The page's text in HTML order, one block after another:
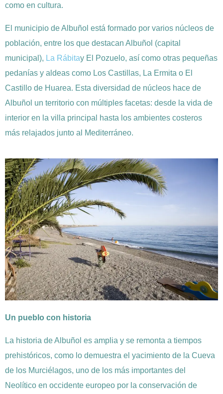
como en cultura.
El municipio de Albuñol está formado por varios núcleos de
población, entre los que destacan Albuñol (capital
municipal), La Rábitay El Pozuelo, así como otras pequeñas
pedanías y aldeas como Los Castillas, La Ermita o El
Castillo de Huarea. Esta diversidad de núcleos hace de
Albuñol un territorio con múltiples facetas: desde la vida de
interior en la villa principal hasta los ambientes costeros
más relajados junto al Mediterráneo.
Un pueblo con historia
La historia de Albuñol es amplia y se remonta a tiempos
prehistóricos, como lo demuestra el yacimiento de la Cueva
de los Murciélagos, uno de los más importantes del
Neolítico en occidente europeo por la conservación de